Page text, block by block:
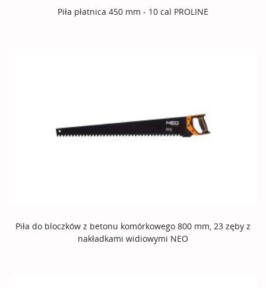
Piła płatnica 450 mm - 10 cal PROLINE
Piła do bloczków z betonu komórkowego 800 mm, 23 zęby z
nakładkami widiowymi NEO